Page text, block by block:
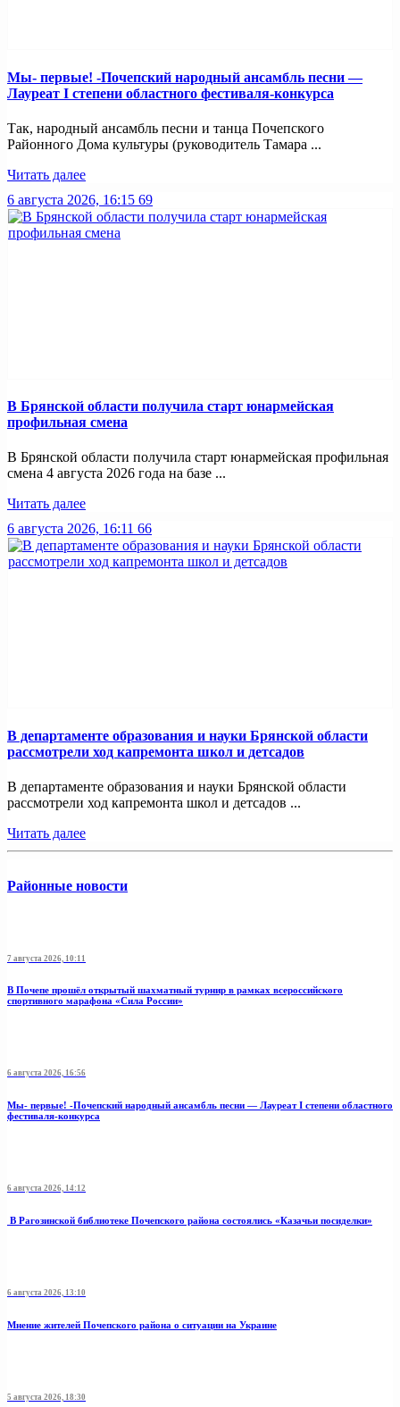
Мы- первые! -Почепский народный ансамбль песни —
Лауреат I степени областного фестиваля-конкурса
Так, народный ансамбль песни и танца Почепского
Районного Дома культуры (руководитель Тамара ...
Читать далее
6 августа 2026, 16:15 69
В Брянской области получила старт юнармейская
профильная смена
В Брянской области получила старт юнармейская профильная
смена 4 августа 2026 года на базе ...
Читать далее
6 августа 2026, 16:11 66
В департаменте образования и науки Брянской области
рассмотрели ход капремонта школ и детсадов
В департаменте образования и науки Брянской области
рассмотрели ход капремонта школ и детсадов ...
Читать далее
Районные новости
7 августа 2026, 10:11
В Почепе прошёл открытый шахматный турнир в рамках всероссийского
спортивного марафона «Сила России»
6 августа 2026, 16:56
Мы- первые! -Почепский народный ансамбль песни — Лауреат I степени областного
фестиваля-конкурса
6 августа 2026, 14:12
В Рагозинской библиотеке Почепского района состоялись «Казачьи посиделки»
6 августа 2026, 13:10
Мнение жителей Почепского района о ситуации на Украине
5 августа 2026, 18:30